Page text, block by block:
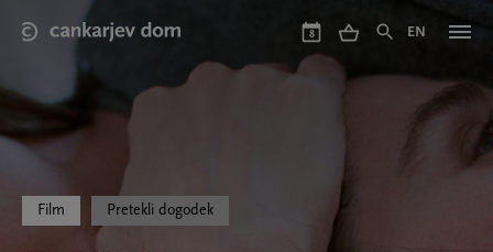
main
8 EN
Film Pretekli dogodek